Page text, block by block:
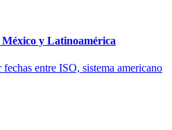
y Latinoamérica
entre ISO, sistema americano